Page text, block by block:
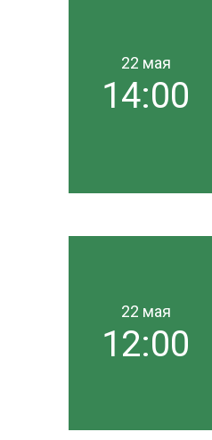
22 мая
14:00
22 мая
12:00